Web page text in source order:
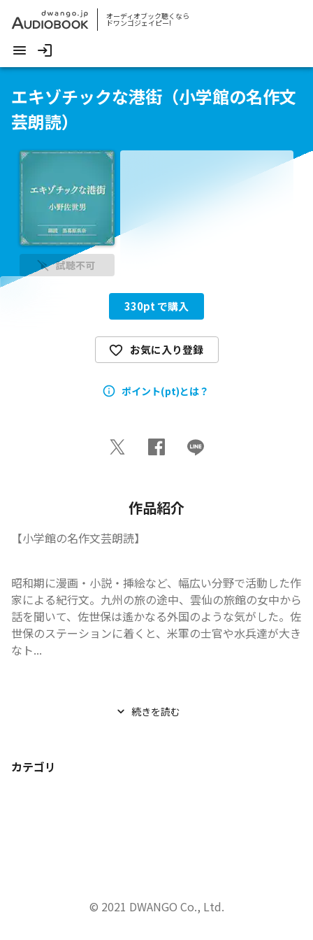
オーディオブック聴くなら
ドワンゴジェイピー!
エキゾチックな港街（小学館の名作文
芸朗読）
試聴不可
330pt で購入
お気に入り登録
ポイント(pt)とは？
作品紹介
【小学館の名作文芸朗読】
昭和期に漫画・小説・挿絵など、幅広い分野で活動した作
家による紀行文。九州の旅の途中、雲仙の旅館の女中から
話を聞いて、佐世保は遙かなる外国のような気がした。佐
世保のステーションに着くと、米軍の士官や水兵達が大き
なト...
続きを読む
カテゴリ
© 2021 DWANGO Co., Ltd.